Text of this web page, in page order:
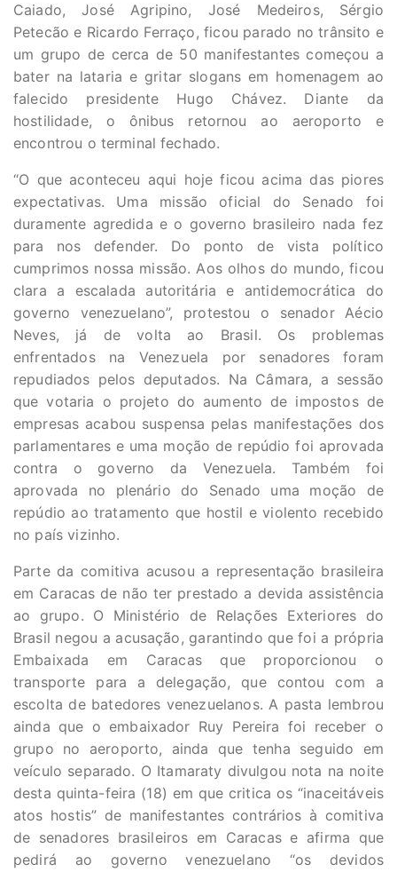
Caiado, José Agripino, José Medeiros, Sérgio
Petecão e Ricardo Ferraço, ficou parado no trânsito e
um grupo de cerca de 50 manifestantes começou a
bater na lataria e gritar slogans em homenagem ao
falecido presidente Hugo Chávez. Diante da
hostilidade, o ônibus retornou ao aeroporto e
encontrou o terminal fechado.
“O que aconteceu aqui hoje ficou acima das piores
expectativas. Uma missão oficial do Senado foi
duramente agredida e o governo brasileiro nada fez
para nos defender. Do ponto de vista político
cumprimos nossa missão. Aos olhos do mundo, ficou
clara a escalada autoritária e antidemocrática do
governo venezuelano”, protestou o senador Aécio
Neves, já de volta ao Brasil. Os problemas
enfrentados na Venezuela por senadores foram
repudiados pelos deputados. Na Câmara, a sessão
que votaria o projeto do aumento de impostos de
empresas acabou suspensa pelas manifestações dos
parlamentares e uma moção de repúdio foi aprovada
contra o governo da Venezuela. Também foi
aprovada no plenário do Senado uma moção de
repúdio ao tratamento que hostil e violento recebido
no país vizinho.
Parte da comitiva acusou a representação brasileira
em Caracas de não ter prestado a devida assistência
ao grupo. O Ministério de Relações Exteriores do
Brasil negou a acusação, garantindo que foi a própria
Embaixada em Caracas que proporcionou o
transporte para a delegação, que contou com a
escolta de batedores venezuelanos. A pasta lembrou
ainda que o embaixador Ruy Pereira foi receber o
grupo no aeroporto, ainda que tenha seguido em
veículo separado. O Itamaraty divulgou nota na noite
desta quinta-feira (18) em que critica os “inaceitáveis
atos hostis” de manifestantes contrários à comitiva
de senadores brasileiros em Caracas e afirma que
pedirá ao governo venezuelano “os devidos